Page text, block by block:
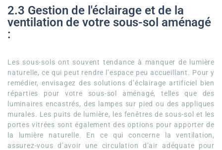
2.3 Gestion de l'éclairage et de la
ventilation de votre sous-sol aménagé
:
Les sous-sols ont souvent tendance à manquer de lumière
naturelle, ce qui peut rendre l’espace peu accueillant. Pour y
remédier, envisagez des solutions d’éclairage artificiel bien
réparties pour votre sous-sol aménagé, telles que des
luminaires encastrés, des lampes sur pied ou des appliques
murales. Les puits de lumière, les fenêtres de sous-sol et les
portes vitrées sont également des options pour apporter de
la lumière naturelle. En ce qui concerne la ventilation,
assurez-vous d’avoir une circulation d’air adéquate pour